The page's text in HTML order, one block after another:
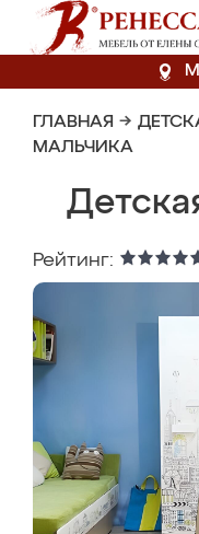
ГЛАВНАЯ →
МАЛЬЧИКА
Рейтинг: